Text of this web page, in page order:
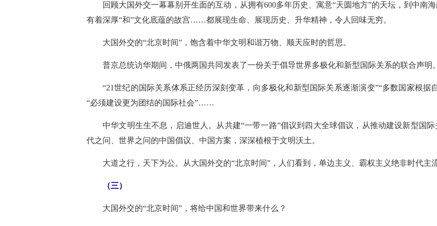
回顾大国外交一幕幕别开生面的互动，从拥有600多年历史、寓意“天圆地方”的天坛，到中南
有着深厚“和”文化底蕴的故宫……都展现生命、展现历史、升华精神，令人回味无穷。
大国外交的“北京时间”，饱含着中华文明和谐万物、顺天应时的哲思。
普京总统访华期间，中俄两国共同发表了一份关于倡导世界多极化和新型国际关系的联合声
“21世纪的国际关系体系正经历深刻变革，向多极化和新型国际关系逐渐演变”“多数国家根据
“必须建设更为团结的国际社会”……
中华文明生生不息，启迪世人。从共建“一带一路”倡议到四大全球倡议，从推动建设新型
代之问、世界之问的中国倡议、中国方案，深深植根于文明沃土。
大道之行，天下为公。从大国外交的“北京时间”，人们看到，单边主义、霸权主义绝非时代主
（三）
大国外交的“北京时间”，将给中国和世界带来什么？